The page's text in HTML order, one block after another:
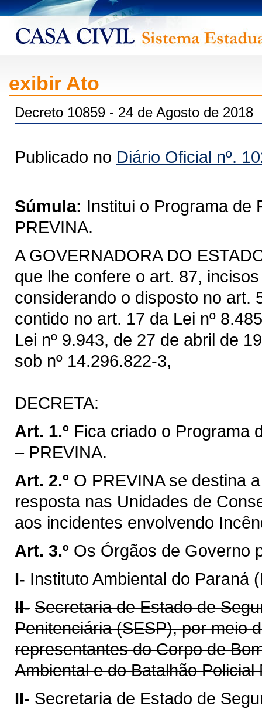
exibir Ato
Decreto 10859 - 24 de Agosto de 2018
Publicado no Diário Oficial nº.
Súmula: Institui o Programa de
PREVINA.
A GOVERNADORA DO
que lhe confere o art. 87,
considerando o disposto no art.
contido no art. 17 da Lei nº
Lei nº 9.943, de 27 de abril de
sob nº 14.296.822-3,
DECRETA:
Art. 1.º Fica criado o Programa
– PREVINA.
Art. 2.º O PREVINA se destina
resposta nas Unidades de
aos incidentes envolvendo
Art. 3.º Os Órgãos de Governo
I- Instituto Ambiental do Paraná
II- Secretaria de Estado de
Penitenciária (SESP), por meio
representantes do Corpo de
Ambiental e do Batalhão
II- Secretaria de Estado de